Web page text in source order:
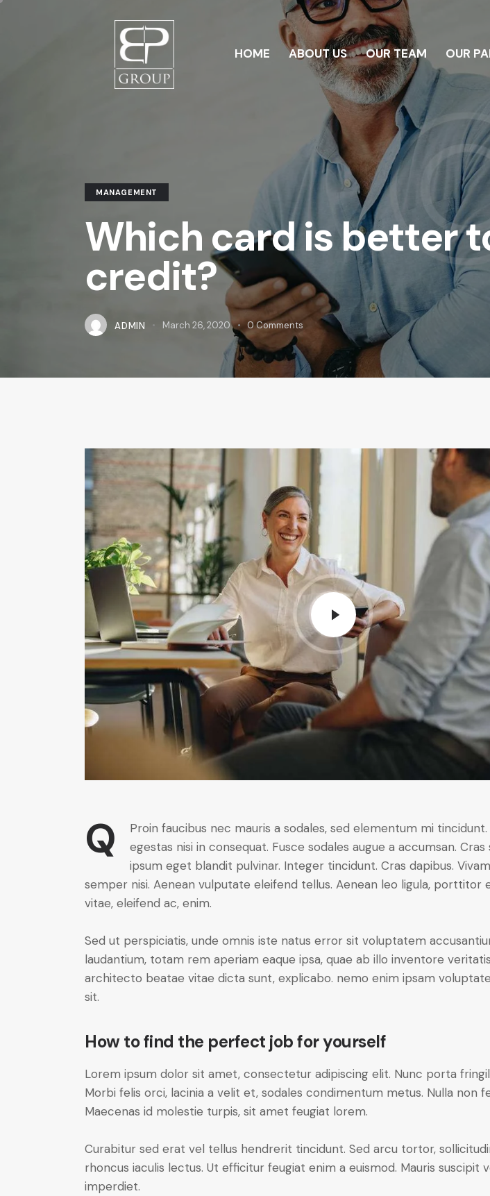
HOME ABOUT US OUR TEAM OUR
ABOUT US OUR TEAM
MANAGEMENT
Which card is better
credit?
ADMIN March 26, 2020 0 Comments
Q
Proin faucibus nec mauris a sodales, sed elementum mi
egestas nisi in consequat. Fusce sodales augue a accumsan. Cras
ipsum eget blandit pulvinar. Integer tincidunt. Cras dapibus.
semper nisi. Aenean vulputate eleifend tellus. Aenean leo ligula, porttitor
vitae, eleifend ac, enim.
Sed ut perspiciatis, unde omnis iste natus error sit voluptatem
laudantium, totam rem aperiam eaque ipsa, quae ab illo inventore
architecto beatae vitae dicta sunt, explicabo. nemo enim ipsam
sit.
How to find the perfect job for yourself
Lorem ipsum dolor sit amet, consectetur adipiscing elit. Nunc porta
Morbi felis orci, lacinia a velit et, sodales condimentum metus. Nulla non
Maecenas id molestie turpis, sit amet feugiat lorem.
Curabitur sed erat vel tellus hendrerit tincidunt. Sed arcu tortor,
rhoncus iaculis lectus. Ut efficitur feugiat enim a euismod. Mauris suscipit
imperdiet.